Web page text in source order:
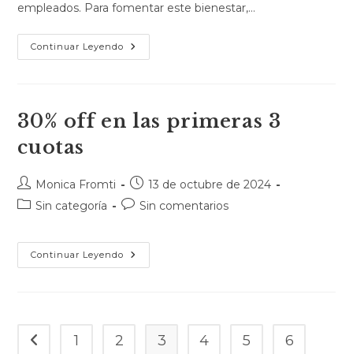
empleados. Para fomentar este bienestar,…
Continuar Leyendo
30% off en las primeras 3
cuotas
Monica Fromti
13 de octubre de 2024
Sin categoría
Sin comentarios
Continuar Leyendo
1 2 3 4 5
6